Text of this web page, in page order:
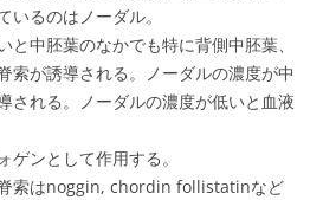
いるのはノーダル。
と中胚葉のなかでも特に背側中胚葉、
索が誘導される。ノーダルの濃度が中
される。ノーダルの濃度が低いと血液
ゲンとして作用する。
索はnoggin, chordin follistatinなど